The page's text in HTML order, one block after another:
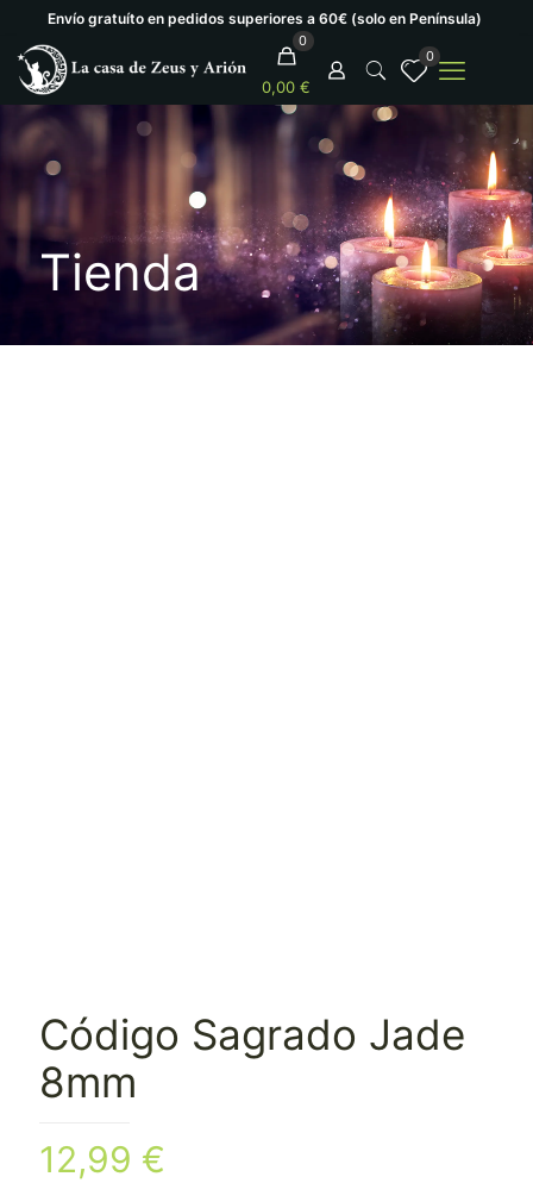
Envío gratuíto en pedidos superiores a 60€ (solo en Península)
0
0,00 €
0
Tienda
Código Sagrado Jade
8mm
12,99 €